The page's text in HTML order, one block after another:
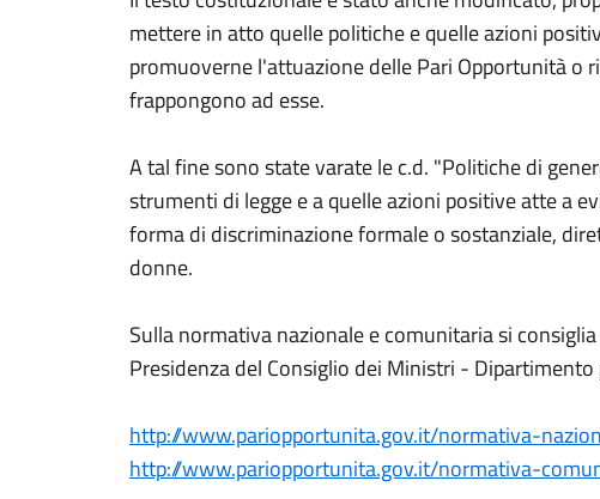
mettere in atto quelle politiche e quelle azioni
promuoverne l'attuazione delle Pari Opportunità o
frappongono ad esse.
A tal fine sono state varate le c.d. "Politiche di
strumenti di legge e a quelle azioni positive atte a
forma di discriminazione formale o sostanziale,
donne.
Sulla normativa nazionale e comunitaria si
Presidenza del Consiglio dei Ministri -
http://www.pariopportunita.gov.it/normativa-
http://www.pariopportunita.gov.it/normativa-